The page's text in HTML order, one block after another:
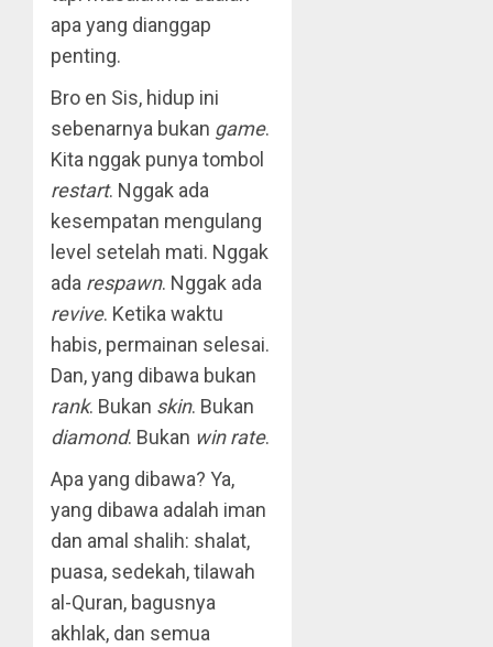
apa yang dianggap
penting.
Bro en Sis, hidup ini
sebenarnya bukan game.
Kita nggak punya tombol
restart. Nggak ada
kesempatan mengulang
level setelah mati. Nggak
ada respawn. Nggak ada
revive. Ketika waktu
habis, permainan selesai.
Dan, yang dibawa bukan
rank. Bukan skin. Bukan
diamond. Bukan win rate.
Apa yang dibawa? Ya,
yang dibawa adalah iman
dan amal shalih: shalat,
puasa, sedekah, tilawah
al-Quran, bagusnya
akhlak, dan semua